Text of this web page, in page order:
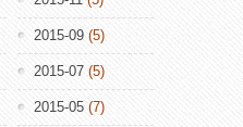
2015-09 (5)
2015-07 (5)
2015-05 (7)